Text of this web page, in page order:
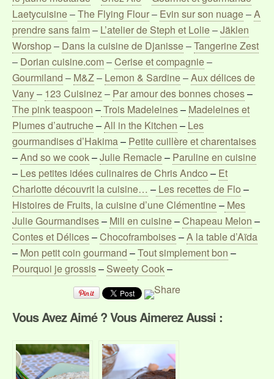
Laetycuisine–The Flying Flour– Evin sur son nuage–A
prendre sans faim – L’atelier de Steph et Lolie–Jäklen
Worshop– Dans la cuisine de Djanisse–Tangerine Zest
– Dorian cuisine.com –Cerise et compagnie–
Gourmiland – M&Z– Lemon & Sardine–Aux délices de
Vany– 123 Cuisinez– Par amour des bonnes choses–
The pink teaspoon –Trois Madeleines– Madeleines et
Plumes d’autruche–All in the Kitchen – Les
gourmandises d’Hakima– Petite cuillère et charentaises
–And so we cook–Julie Remacle– Paruline en cuisine
– Les petites idées culinaires de Chris Andco – Et
Charlotte découvrit la cuisine… – Les recettes de Flo –
Histoires de Fruits, la cuisine d’une Clémentine– Mes
Julie Gourmandises– Mili en cuisine–Chapeau Melon –
Contes et Délices–Chocoframboises–A la table d’Aïda
– Mon petit coin gourmand –Tout simplement bon –
Pourquoi je grossis– Sweety Cook–
Vous Avez Aimé ? Vous Aimerez Aussi :